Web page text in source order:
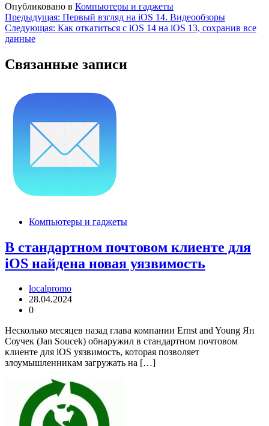
Опубликовано в Компьютеры и гаджеты
Навигация
по
Предыдущая: Первый взгляд на iOS 14. Видеообзоры
Следующая: Как откатиться с iOS 14 на iOS 13, сохранив все
данные
Связанные записи
Компьютеры и гаджеты
В стандартном почтовом клиенте для
iOS найдена новая уязвимость
localpromo
28.04.2024
0
Несколько месяцев назад глава компании Ernst and Young Ян
Соучек (Jan Soucek) обнаружил в стандартном почтовом
клиенте для iOS уязвимость, которая позволяет
злоумышленникам загружать на […]